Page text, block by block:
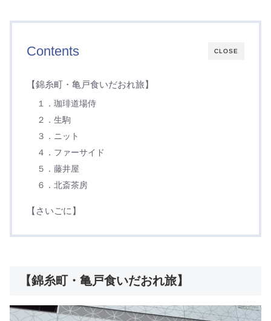
CLOSE
Contents
【錦糸町・亀戸食いだおれ旅】
１．珈琲道場侍
２．生駒
３．ニット
４．ファーサイド
５．藤井屋
６．北斎茶房
【さいごに】
【錦糸町・亀戸食いだおれ旅】